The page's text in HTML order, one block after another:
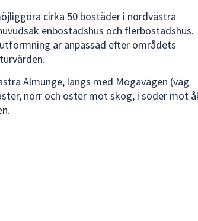
cirka 50 bostäder i nordvästra
enbostadshus och flerbostadshus.
är anpassad efter områdets
Almunge, längs med Mogavägen (väg
norr och öster mot skog, i söder mot